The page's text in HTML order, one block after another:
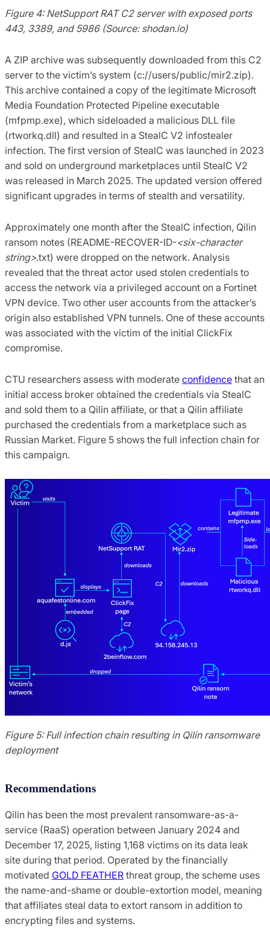
Figure 4: NetSupport RAT C2 server with exposed ports
443, 3389, and 5986 (Source: shodan.io)
A ZIP archive was subsequently downloaded from this C2
server to the victim’s system (c://users/public/mir2.zip).
This archive contained a copy of the legitimate Microsoft
Media Foundation Protected Pipeline executable
(mfpmp.exe), which sideloaded a malicious DLL file
(rtworkq.dll) and resulted in a StealC V2 infostealer
infection. The first version of StealC was launched in 2023
and sold on underground marketplaces until StealC V2
was released in March 2025. The updated version offered
significant upgrades in terms of stealth and versatility.
Approximately one month after the StealC infection, Qilin
ransom notes (README-RECOVER-ID-<six-character
string>.txt) were dropped on the network. Analysis
revealed that the threat actor used stolen credentials to
access the network via a privileged account on a Fortinet
VPN device. Two other user accounts from the attacker’s
origin also established VPN tunnels. One of these accounts
was associated with the victim of the initial ClickFix
compromise.
CTU researchers assess with moderate confidence that an
initial access broker obtained the credentials via StealC
and sold them to a Qilin affiliate, or that a Qilin affiliate
purchased the credentials from a marketplace such as
Russian Market. Figure 5 shows the full infection chain for
this campaign.
Figure 5: Full infection chain resulting in Qilin ransomware
deployment
Recommendations
Qilin has been the most prevalent ransomware-as-a-
service (RaaS) operation between January 2024 and
December 17, 2025, listing 1,168 victims on its data leak
site during that period. Operated by the financially
motivated GOLD FEATHER threat group, the scheme uses
the name-and-shame or double-extortion model, meaning
that affiliates steal data to extort ransom in addition to
encrypting files and systems.